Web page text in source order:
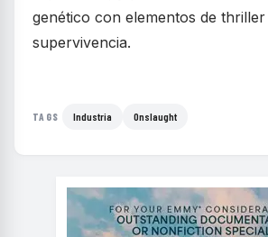
genético con elementos de
supervivencia.
TAGS Industria Onslaught